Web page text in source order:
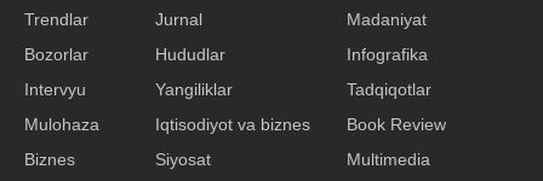
Trendlar
Bozorlar
Intervyu
Mulohaza
Biznes
Jurnal
Hududlar
Yangiliklar
Iqtisodiyot va biznes
Siyosat
Madaniyat
Infografika
Tadqiqotlar
Book Review
Multimedia